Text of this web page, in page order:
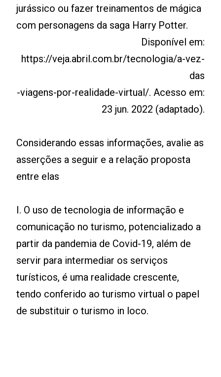
jurássico ou fazer treinamentos de mágica
com personagens da saga Harry Potter.
Disponível em:
https://veja.abril.com.br/tecnologia/a-vez-
das
-viagens-por-realidade-virtual/. Acesso em:
23 jun. 2022 (adaptado).
Considerando essas informações, avalie as
asserções a seguir e a relação proposta
entre elas
I. O uso de tecnologia de informação e
comunicação no turismo, potencializado a
partir da pandemia de Covid-19, além de
servir para intermediar os serviços
turísticos, é uma realidade crescente,
tendo conferido ao turismo virtual o papel
de substituir o turismo in loco.